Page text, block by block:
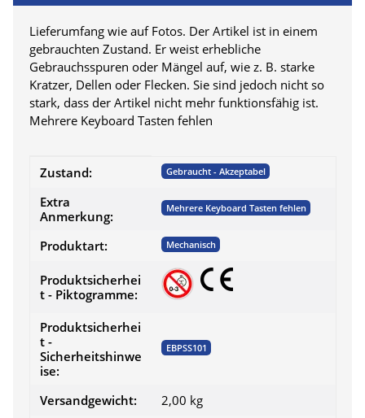
Lieferumfang wie auf Fotos. Der Artikel ist in einem
gebrauchten Zustand. Er weist erhebliche
Gebrauchsspuren oder Mängel auf, wie z. B. starke
Kratzer, Dellen oder Flecken. Sie sind jedoch nicht so
stark, dass der Artikel nicht mehr funktionsfähig ist.
Mehrere Keyboard Tasten fehlen
Produkteigenschaft
Wert
Zustand: Gebraucht - Akzeptabel
Extra
Anmerkung:
Mehrere Keyboard Tasten fehlen
Produktart: Mechanisch
Produktsicherhei
t - Piktogramme:
Produktsicherhei
t -
Sicherheitshinwe
ise:
EBPSS101
Versandgewicht:
2,00 kg